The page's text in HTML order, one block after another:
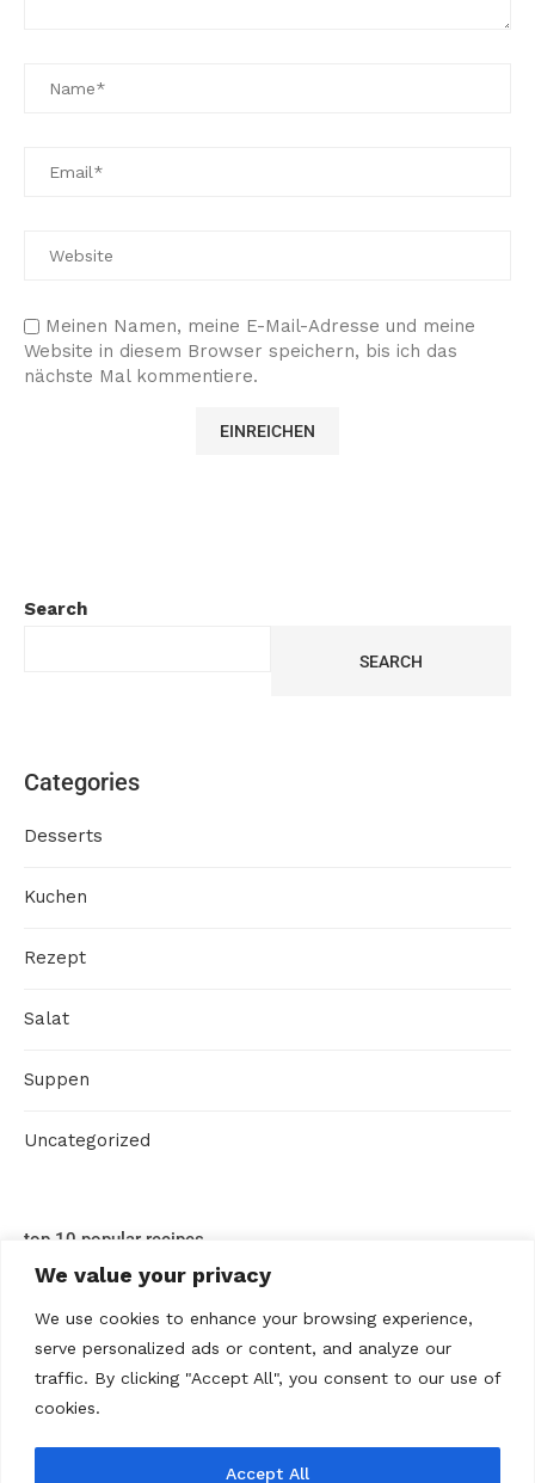
We value your privacy
We use cookies to enhance your browsing experience,
serve personalized ads or content, and analyze our
traffic. By clicking "Accept All", you consent to our use of
cookies.
Accept All
Meinen Namen, meine E-Mail-Adresse und meine
Website in diesem Browser speichern, bis ich das
nächste Mal kommentiere.
Search
SEARCH
Categories
Desserts
Kuchen
Rezept
Salat
Suppen
Uncategorized
top 10 popular recipes